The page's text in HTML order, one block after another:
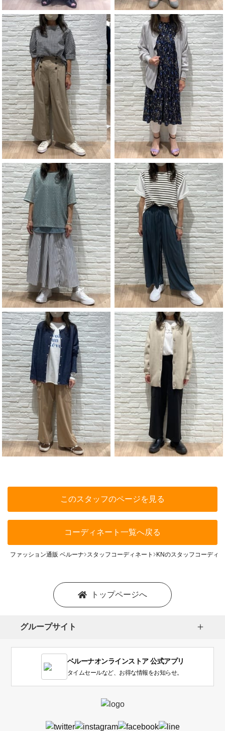
このスタッフのページを見る
コーディネート一覧へ戻る
ファッション通販 ベルーナ スタッフコーディネート KNのスタッフコーディ
トップページへ
グループサイト
ベルーナオンラインストア 公式アプリ
タイムセールなど、お得な情報をお知らせ。